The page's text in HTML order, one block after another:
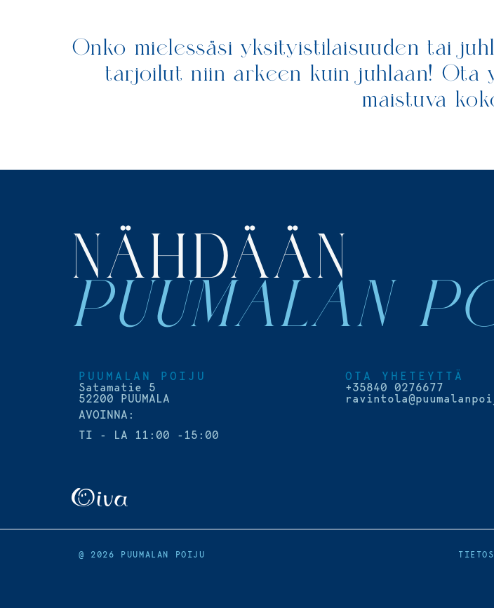
Onko mielessäsi yksityistilaisuuden tai
tarjoilut niin arkeen kuin juhlaan! Ota
maistuva
NÄHDÄÄN
PUUMALAN
PUUMALAN POIJU
Satamatie 5
52200 PUUMALA
AVOINNA:
TI - LA 11:00 -15:00
OTA YHETEYTTÄ
+35840 0276677
@ 2026 PUUMALAN POIJU